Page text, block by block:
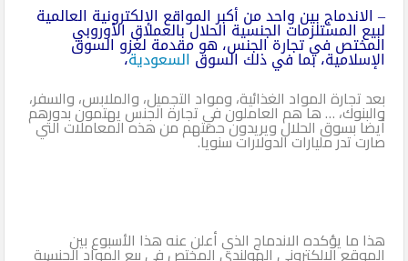
– الاندماج بين واحد من أكبر المواقع الإلكترونية العالمية
لبيع المستلزمات الجنسية الحلال بالعملاق الأوروبي
المختص في تجارة الجنس، هو مقدمة لغزو السوق
الإسلامية، بما في ذلك السوقالسعودية،
بعد تجارة المواد الغذائية، ومواد التجميل، والملابس، والسفر،
والبنوك، … ها هم العاملون في تجارة الجنس يهتمون بدورهم
أيضا بسوق الحلال ويريدون حصتهم من هذه المعاملات التي
صارت تدر مليارات الدولارات سنويا.
هذا ما يؤكده الاندماج الذي أعلن عنه هذا الأسبوع بين
الموقع الإلكتروني الهولندي المختص في بيع المواد الجنسية